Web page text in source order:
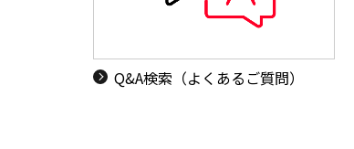
Q&A検索（よくあるご質問）